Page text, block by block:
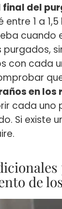
del
entre 1 a
cuando
con cada
en los
cada uno
Si existe
de